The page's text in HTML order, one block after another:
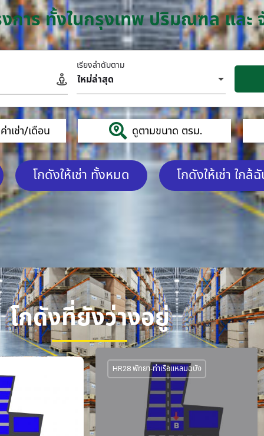
งการ ทั้งในกรุงเทพ ปริมณฑล แล
ใหม่ล่าสุด
เรียงลำดับตาม
าเช่า/เดือน ดูตามขนาด ตรม.
โกดังให้เช่า ทั้งหมด โกดังให้เช่า ใกล้
โกดังที่ยังว่างอยู่
HR28 พัทยา-ท่าเรือแหลมฉบัง